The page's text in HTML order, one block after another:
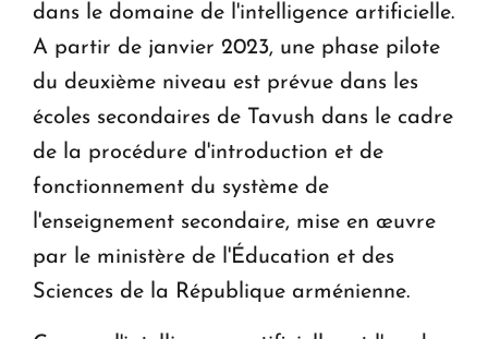
dans le domaine de l'intelligence artificielle.
A partir de janvier 2023, une phase pilote
du deuxième niveau est prévue dans les
écoles secondaires de Tavush dans le cadre
de la procédure d'introduction et de
fonctionnement du système de
l'enseignement secondaire, mise en œuvre
par le ministère de l'Éducation et des
Sciences de la République arménienne.